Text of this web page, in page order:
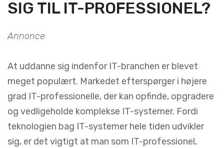
SIG TIL IT-PROFESSIONEL?
Annonce
At uddanne sig indenfor IT-branchen er blevet
meget populært. Markedet efterspørger i højere
grad IT-professionelle, der kan opfinde, opgradere
og vedligeholde komplekse IT-systemer. Fordi
teknologien bag IT-systemer hele tiden udvikler
sig, er det vigtigt at man som IT-professionel,